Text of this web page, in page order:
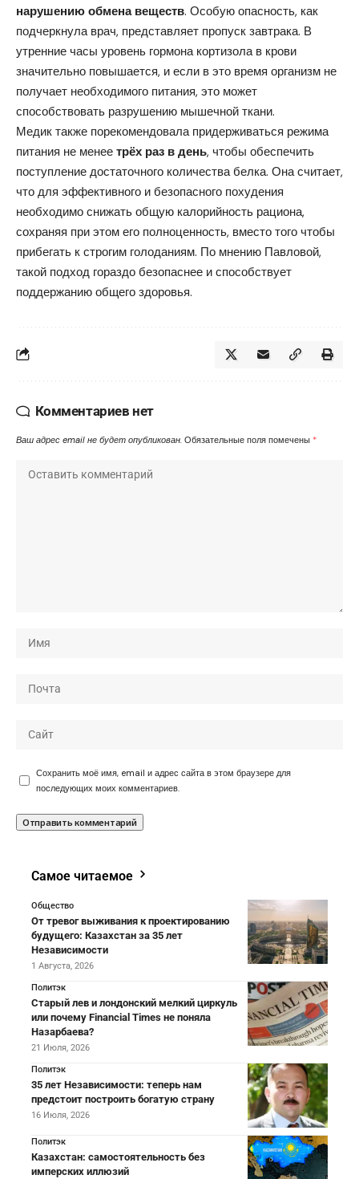
нарушению обмена веществ. Особую опасность, как
подчеркнула врач, представляет пропуск завтрака. В
утренние часы уровень гормона кортизола в крови
значительно повышается, и если в это время организм не
получает необходимого питания, это может
способствовать разрушению мышечной ткани.
Медик также порекомендовала придерживаться режима
питания не менее трёх раз в день, чтобы обеспечить
поступление достаточного количества белка. Она считает,
что для эффективного и безопасного похудения
необходимо снижать общую калорийность рациона,
сохраняя при этом его полноценность, вместо того чтобы
прибегать к строгим голоданиям. По мнению Павловой,
такой подход гораздо безопаснее и способствует
поддержанию общего здоровья.
Комментариев нет
Ваш адрес email не будет опубликован. Обязательные поля помечены *
Сохранить моё имя, email и адрес сайта в этом браузере для
последующих моих комментариев.
Самое читаемое
Общество
От тревог выживания к проектированию
будущего: Казахстан за 35 лет
Независимости
1 Августа, 2026
Политэк
Старый лев и лондонский мелкий циркуль
или почему Financial Times не поняла
Назарбаева?
21 Июля, 2026
Политэк
35 лет Независимости: теперь нам
предстоит построить богатую страну
16 Июля, 2026
Политэк
Казахстан: самостоятельность без
имперских иллюзий